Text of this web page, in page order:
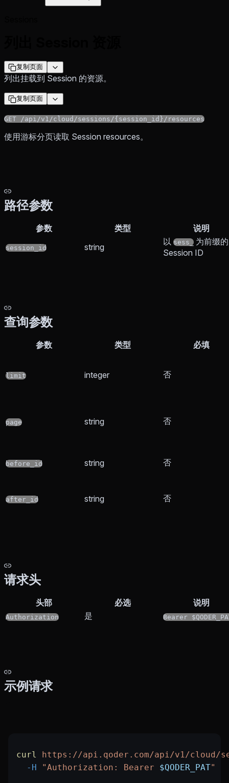
复制页面
列出挂载到 Session 的资源。
复制页面
GET /api/v1/cloud/sessions/{session_id}/resources
使用游标分页读取 Session resources。
路径参数
参数 类型 说明
session_id string
以 sess_ 为前缀的
Session ID
查询参数
参数 类型 必填
limit integer 否
page string 否
before_id string 否
after_id string 否
请求头
头部 必选 说明
Authorization 是 Bearer
示例请求
curl
https://api.qoder.com/api/v1/cloud/
  -H
"Authorization: Bearer $QODER_PAT"